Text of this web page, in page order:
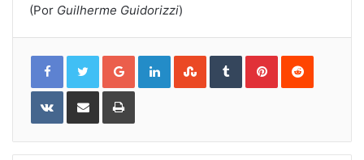
(Por Guilherme Guidorizzi)
Google+LinkedInStumbleUpon
TumblrPinterestReddit
VKontakteShare
Email
Print